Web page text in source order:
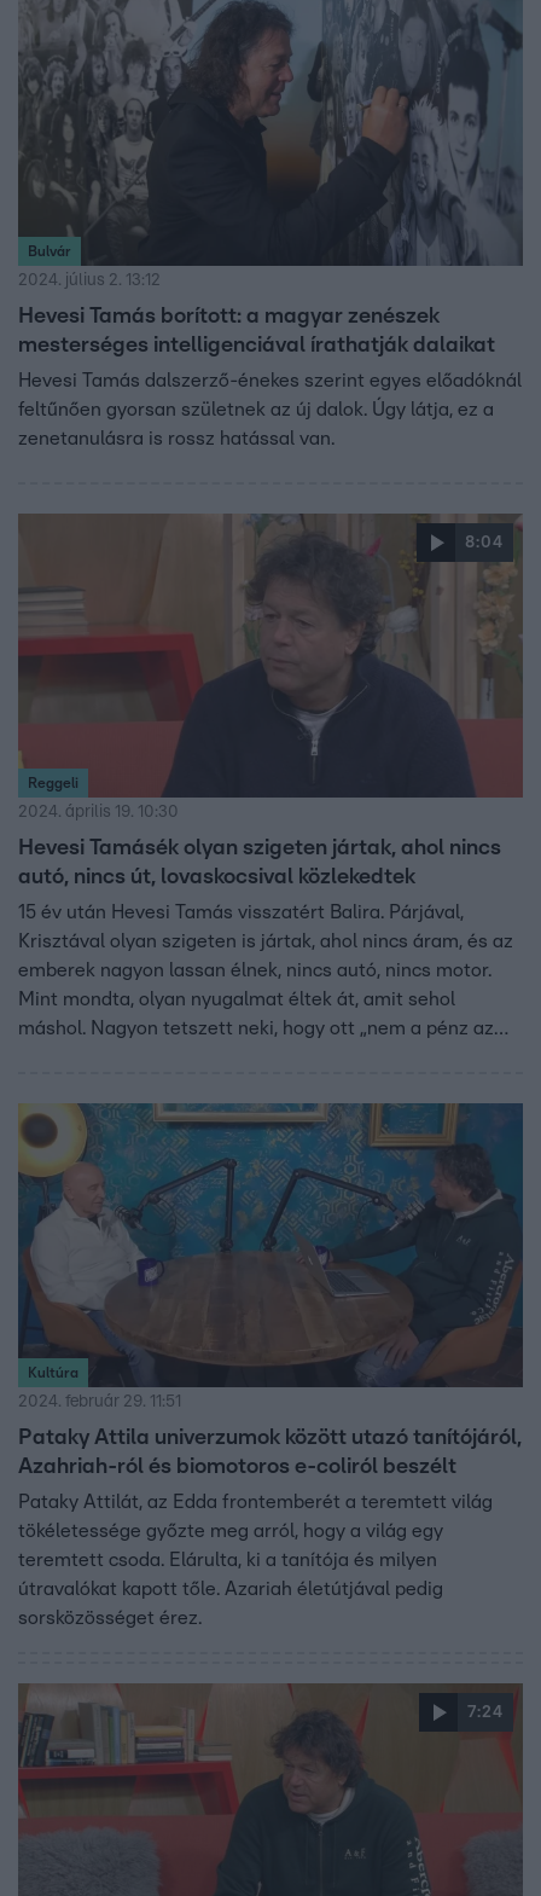
Bulvár
2024. július 2. 13:12
Hevesi Tamás borított: a magyar zenészek
mesterséges intelligenciával írathatják dalaikat
Hevesi Tamás dalszerző-énekes szerint egyes előadóknál
feltűnően gyorsan születnek az új dalok. Úgy látja, ez a
zenetanulásra is rossz hatással van.
8:04
Reggeli
2024. április 19. 10:30
Hevesi Tamásék olyan szigeten jártak, ahol nincs
autó, nincs út, lovaskocsival közlekedtek
15 év után Hevesi Tamás visszatért Balira. Párjával,
Krisztával olyan szigeten is jártak, ahol nincs áram, és az
emberek nagyon lassan élnek, nincs autó, nincs motor.
Mint mondta, olyan nyugalmat éltek át, amit sehol
máshol. Nagyon tetszett neki, hogy ott „nem a pénz az
koncertturnéra megy. Zenei karrierje mellett új
podcastsorozatáról is mesélt.
Kultúra
2024. február 29. 11:51
Pataky Attila univerzumok között utazó tanítójáról,
Azahriah-ról és biomotoros e-coliról beszélt
Pataky Attilát, az Edda frontemberét a teremtett világ
tökéletessége győzte meg arról, hogy a világ egy
teremtett csoda. Elárulta, ki a tanítója és milyen
útravalókat kapott tőle. Azariah életútjával pedig
sorsközösséget érez.
7:24